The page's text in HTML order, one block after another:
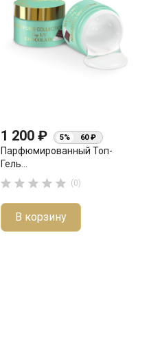
1 200 ₽ 5% 60 ₽
Парфюмированный Топ-
Гель...
     (0)
В корзину